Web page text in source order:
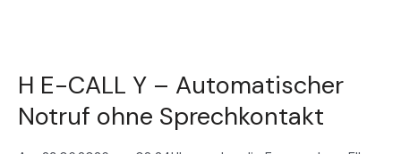
H E-CALL Y – Automatischer
Notruf ohne Sprechkontakt
CALL
–